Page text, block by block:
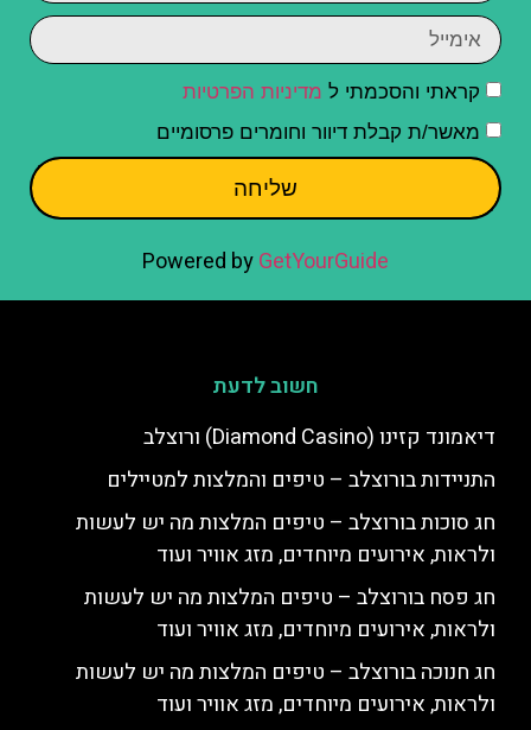
קראתי והסכמתי ל מדיניות הפרטיות
מאשר/ת קבלת דיוור וחומרים פרסומיים
שליחה
Powered byGetYourGuide
חשוב לדעת
דיאמונד קזינו (Diamond Casino) ורוצלב
התניידות בורוצלב – טיפים והמלצות למטיילים
חג סוכות בורוצלב – טיפים המלצות מה יש לעשות
ולראות, אירועים מיוחדים, מזג אוויר ועוד
חג פסח בורוצלב – טיפים המלצות מה יש לעשות
ולראות, אירועים מיוחדים, מזג אוויר ועוד
חג חנוכה בורוצלב – טיפים המלצות מה יש לעשות
ולראות, אירועים מיוחדים, מזג אוויר ועוד